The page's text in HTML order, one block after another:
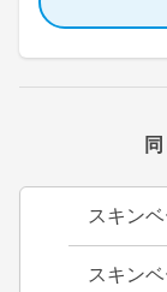
スキン
スキン